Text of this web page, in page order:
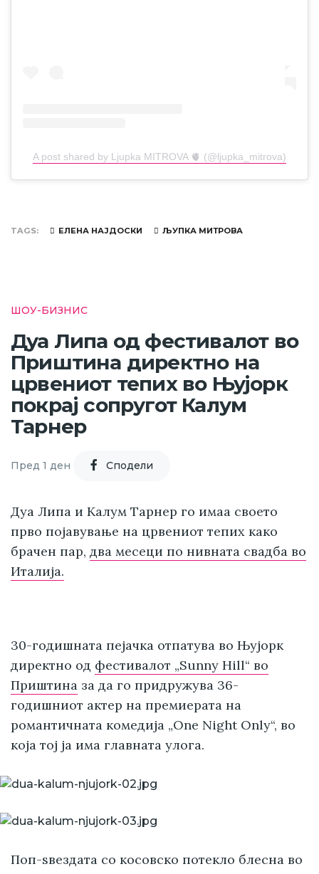
A post shared by Ljupka MITROVA 🫀 (@ljupka_mitrova)
TAGS ЕЛЕНА НАЈДОСКИ ЉУПКА МИТРОВА
ШОУ-БИЗНИС
Дуа Липа од фестивалот во
Приштина директно на
црвениот тепих во Њујорк
покрај сопругот Калум
Тарнер
Пред 1 ден Cподели
Дуа Липа и Калум Тарнер го имаа своето
прво појавување на црвениот тепих како
брачен пар, два месеци по нивната свадба во
Италија.
30-годишната пејачка отпатува во Њујорк
директно од фестивалот „Sunny Hill“ во
Приштина за да го придружува 36-
годишниот актер на премиерата на
романтичната комедија „One Night Only“, во
која тој ја има главната улога.
Поп-ѕвездата со косовско потекло блесна во